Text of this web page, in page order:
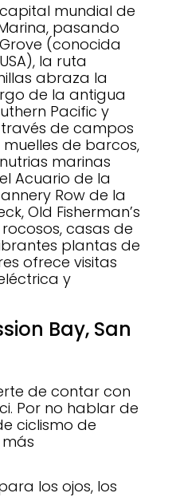
mundial de
pasando
(conocida
la ruta
abraza la
de la antigua
Pacific y
de campos
de barcos,
marinas
Acuario de la
Row de la
Old Fisherman’s
casas de
plantas de
ofrece visitas
y
Bay, San
de contar con
Por no hablar de
ciclismo de
los ojos, los